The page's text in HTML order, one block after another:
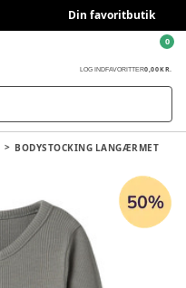
Din favoritbutik
LOG INDFAVORITTER0,00 KR.
0
BODYSTOCKING LANGÆRMET